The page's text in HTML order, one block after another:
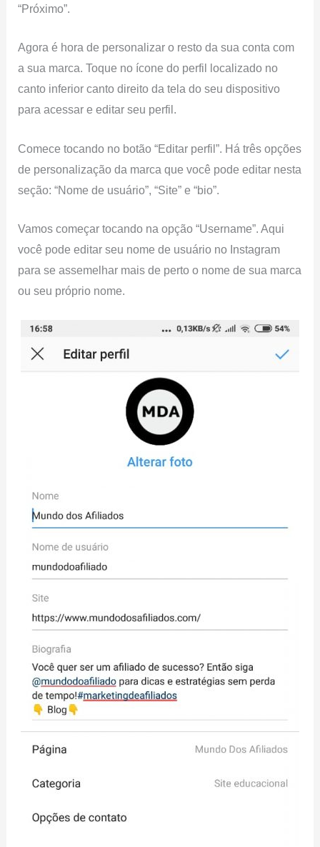
“Próximo”.
Agora é hora de personalizar o resto da sua conta com
a sua marca. Toque no ícone do perfil localizado no
canto inferior canto direito da tela do seu dispositivo
para acessar e editar seu perfil.
Comece tocando no botão “Editar perfil”. Há três opções
de personalização da marca que você pode editar nesta
seção: “Nome de usuário”, “Site” e “bio”.
Vamos começar tocando na opção “Username”. Aqui
você pode editar seu nome de usuário no Instagram
para se assemelhar mais de perto o nome de sua marca
ou seu próprio nome.